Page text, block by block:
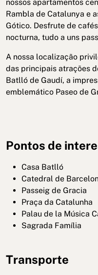
nossos apartamentos
Rambla de Catalunya e
Gótico. Desfrute de
nocturna, tudo a uns
A nossa localização
das principais atrações
Batlló de Gaudí, a
emblemático Paseo de
Pontos de
Casa Batlló
Catedral de
Passeig de Gracia
Praça da Catalunha
Palau de la Música
Sagrada Família
Transporte